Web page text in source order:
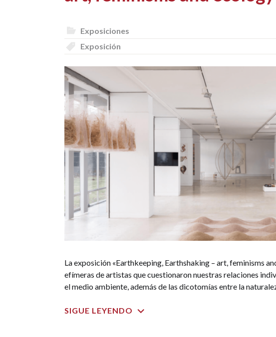
Exposiciones
Exposición
La exposición «Earthkeeping, Earthshaking – art, feminisms
efímeras de artistas que cuestionaron nuestras relaciones
el medio ambiente, además de las dicotomías entre la
SIGUE LEYENDO